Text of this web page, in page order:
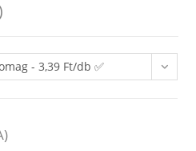
- 3,39 Ft/db ✅